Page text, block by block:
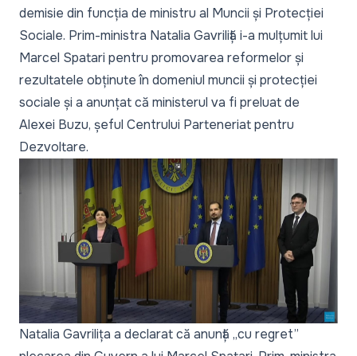
demisie din funcția de ministru al Muncii și Protecției
Sociale. Prim-ministra Natalia Gavriliță i-a mulțumit lui
Marcel Spatari pentru promovarea reformelor și
rezultatele obținute în domeniul muncii și protecției
sociale și a anunțat că ministerul va fi preluat de
Alexei Buzu, șeful Centrului Parteneriat pentru
Dezvoltare.
Natalia Gavrilița a declarat că anunță „cu regret”